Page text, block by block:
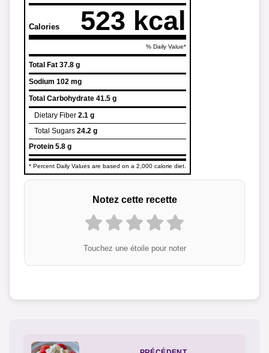
Calories 523 kcal
% Daily Value*
Total Fat 37.8 g
Sodium 102 mg
Total Carbohydrate 41.5 g
Dietary Fiber 2.1 g
Total Sugars 24.2 g
Protein 5.8 g
* Percent Daily Values are based on a 2,000 calorie diet.
Notez cette recette
Touchez une étoile pour noter